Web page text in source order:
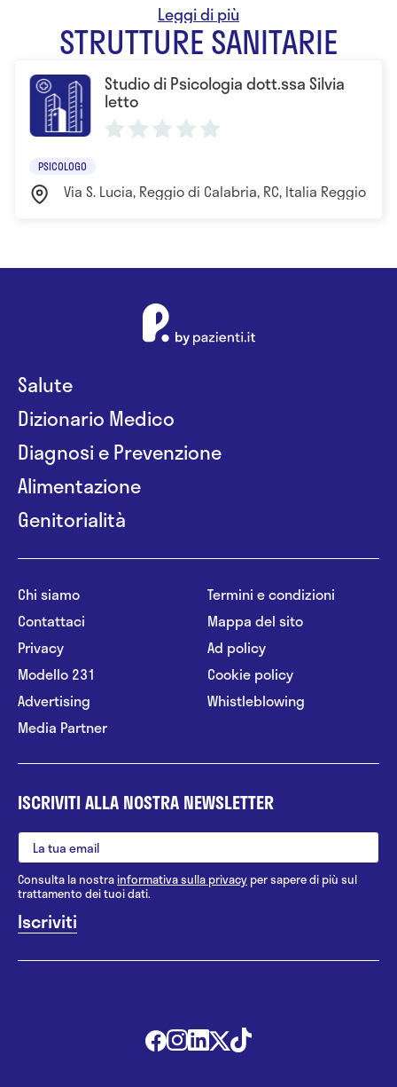
STRUTTURE SANITARIE
Studio di Psicologia dott.ssa Silvia
Ietto
PSICOLOGO
Via S. Lucia, Reggio di Calabria, RC, Italia Reggio di
Salute
Dizionario Medico
Diagnosi e Prevenzione
Alimentazione
Genitorialità
Chi siamo
Contattaci
Privacy
Modello 231
Advertising
Media Partner
Termini e condizioni
Mappa del sito
Ad policy
Cookie policy
Whistleblowing
ISCRIVITI ALLA NOSTRA NEWSLETTER
Consulta la nostrainformativa sulla privacy per sapere di più sul
trattamento dei tuoi dati.